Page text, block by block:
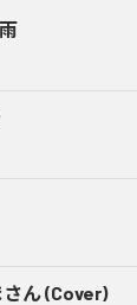
ん (Cover)